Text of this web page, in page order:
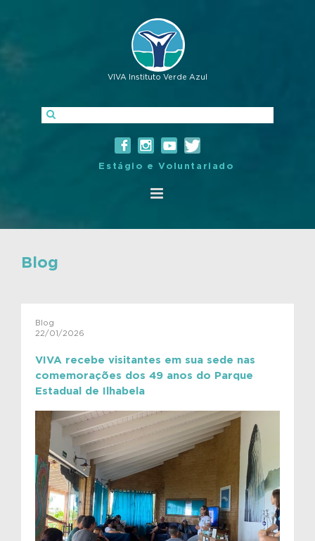
VIVA Instituto Verde Azul
Estágio e Voluntariado
Blog
Blog
22/01/2026
VIVA recebe visitantes em sua sede nas
comemorações dos 49 anos do Parque
Estadual de Ilhabela